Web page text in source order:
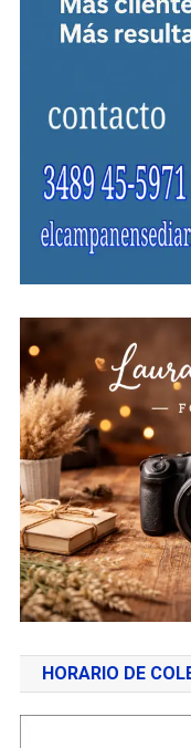
HORARIO DE